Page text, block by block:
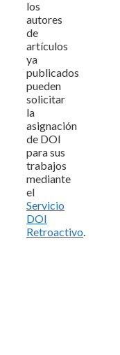
los
autores
de
artículos
ya
publicados
pueden
solicitar
la
asignación
de DOI
para sus
trabajos
mediante
el
Servicio
DOI
Retroactivo.